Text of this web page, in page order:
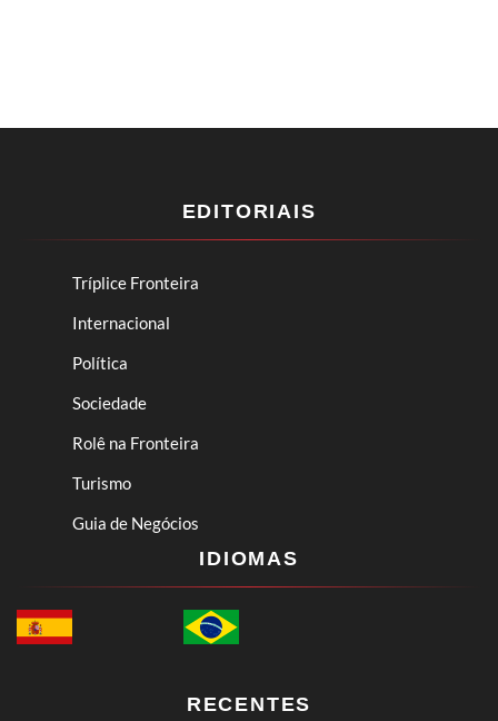
EDITORIAIS
Tríplice Fronteira
Internacional
Política
Sociedade
Rolê na Fronteira
Turismo
Guia de Negócios
IDIOMAS
RECENTES